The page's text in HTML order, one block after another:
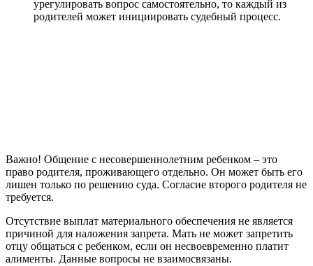
урегулировать вопрос самостоятельно, то каждый из
родителей может инициировать судебный процесс.
Важно! Общение с несовершеннолетним ребенком – это
право родителя, проживающего отдельно. Он может быть его
лишен только по решению суда. Согласие второго родителя не
требуется.
Отсутствие выплат материального обеспечения не является
причиной для наложения запрета. Мать не может запретить
отцу общаться с ребенком, если он несвоевременно платит
алименты. Данные вопросы не взаимосвязаны.